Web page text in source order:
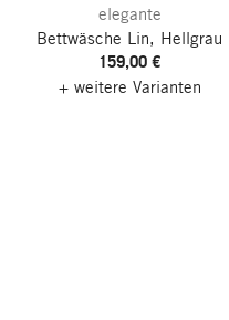
elegante
Bettwäsche Lin, Hellgrau
159,00 €
+ weitere Varianten